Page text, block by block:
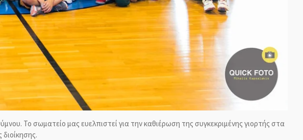
Το σωματείο μας ευελπιστεί για την καθιέρωση της συγκεκριμένης γιορτής στα